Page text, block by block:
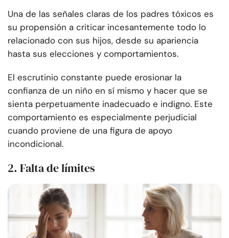
Una de las señales claras de los padres tóxicos es
su propensión a criticar incesantemente todo lo
relacionado con sus hijos, desde su apariencia
hasta sus elecciones y comportamientos.
El escrutinio constante puede erosionar la
confianza de un niño en sí mismo y hacer que se
sienta perpetuamente inadecuado e indigno. Este
comportamiento es especialmente perjudicial
cuando proviene de una figura de apoyo
incondicional.
2. Falta de límites